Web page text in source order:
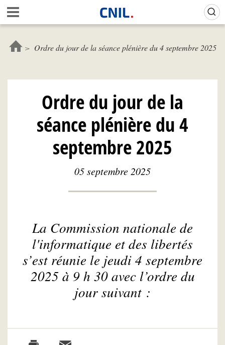
Aller
au
contenu
principal
c
l
C
N
I
L
Ordre du jour de la séance plénière du 4 septembre 2025
Ordre du jour de la
séance plénière du 4
septembre 2025
05 septembre 2025
La Commission nationale de
l'informatique et des libertés
s’est réunie le jeudi 4 septembre
2025 à 9 h 30 avec l’ordre du
jour suivant :
Gestion de vos préférences sur les cookies (témoins de connexion)